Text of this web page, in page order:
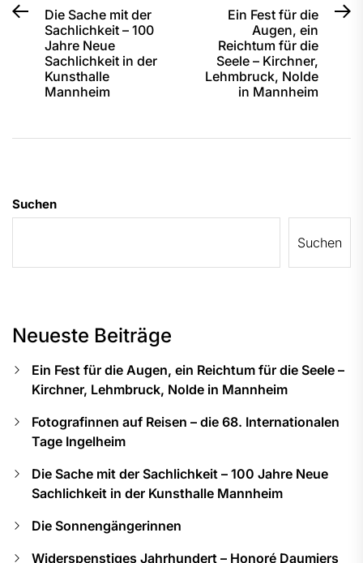
Beitragsnavigation
PreviousDie Sache mit der
Sachlichkeit – 100
Jahre Neue
Sachlichkeit in der
Kunsthalle
Mannheim
Ein Fest für die
Augen, ein
Reichtum für die
Seele – Kirchner,
Lehmbruck, Nolde
in Mannheim
Suchen
Suchen
Neueste Beiträge
Ein Fest für die Augen, ein Reichtum für die Seele –
Kirchner, Lehmbruck, Nolde in Mannheim
Fotografinnen auf Reisen – die 68. Internationalen
Tage Ingelheim
Die Sache mit der Sachlichkeit – 100 Jahre Neue
Sachlichkeit in der Kunsthalle Mannheim
Die Sonnengängerinnen
Widerspenstiges Jahrhundert – Honoré Daumiers